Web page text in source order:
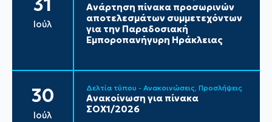
31
Ιούλ
Ανάρτηση πίνακα προσωρινών
αποτελεσμάτων συμμετεχόντων
για την Παραδοσιακή
Εμποροπανήγυρη Ηράκλειας
30
Ιούλ
Δελτία τύπου - Ανακοινώσεις Προσλήψεις
Ανακοίνωση για πίνακα
ΣΟΧ1/2026